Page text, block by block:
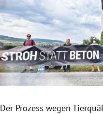
Untermenü
Untermenü
Untermenü
Untermenü
Der Prozess wegen